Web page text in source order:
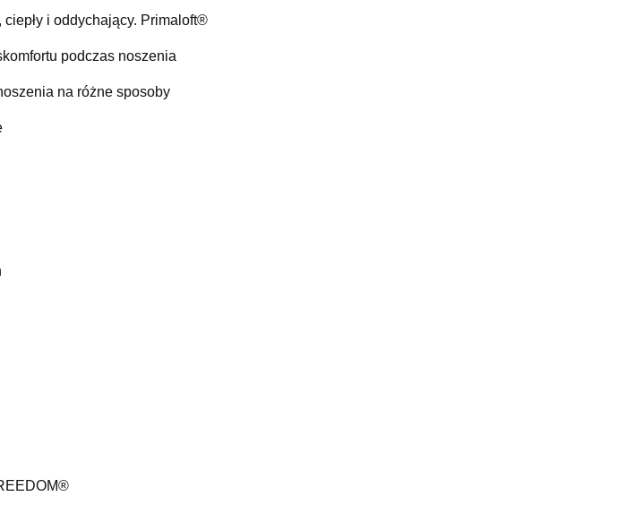
ciepły i oddychający. Primaloft®
podczas noszenia
na różne sposoby